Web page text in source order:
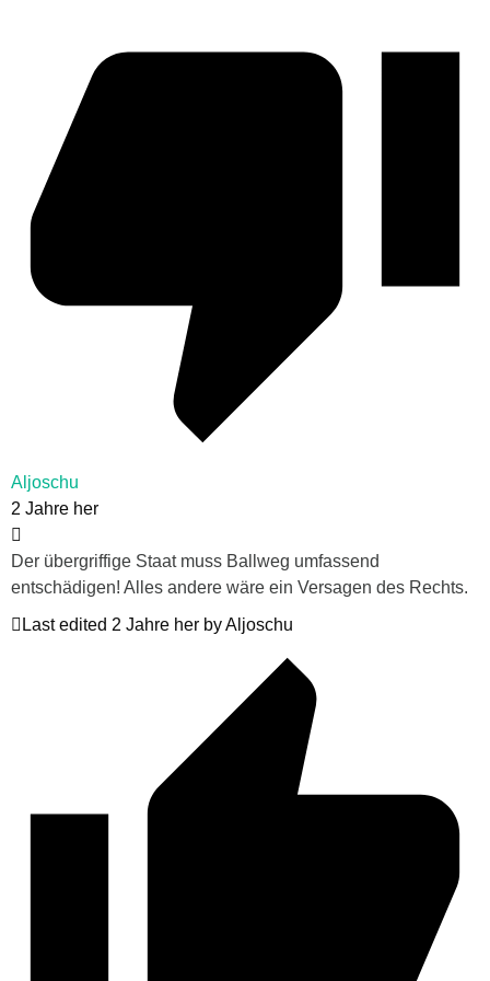
Aljoschu
2 Jahre her
Der übergriffige Staat muss Ballweg umfassend
entschädigen! Alles andere wäre ein Versagen des Rechts.
Last edited 2 Jahre her by Aljoschu